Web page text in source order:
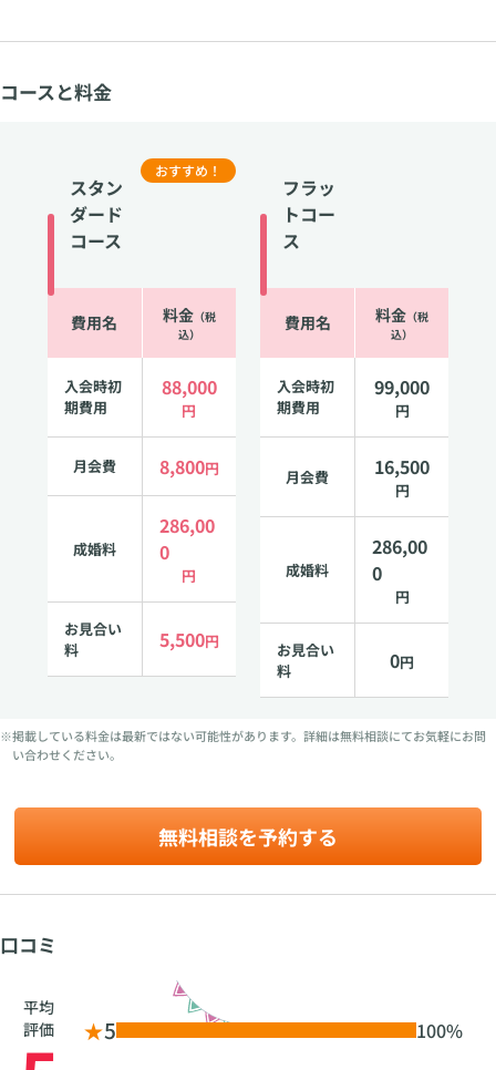
コースと料金
スタン
ダード
コース
おすすめ！
費用名 料金（税
込）
入会時初
期費用
88,000
円
月会費 8,800円
成婚料
286,00
0
円
お見合い
料
5,500円
フラッ
トコー
ス
費用名 料金 （税
込）
入会時初
期費用
99,000
円
月会費 16,500
円
成婚料
286,00
0
円
お見合い
料
0円
※掲載している料金は最新ではない可能性があります。詳細は無料相談にてお気軽にお問
い合わせください。
無料相談を予約する
口コミ
平均
評価
★5 100%